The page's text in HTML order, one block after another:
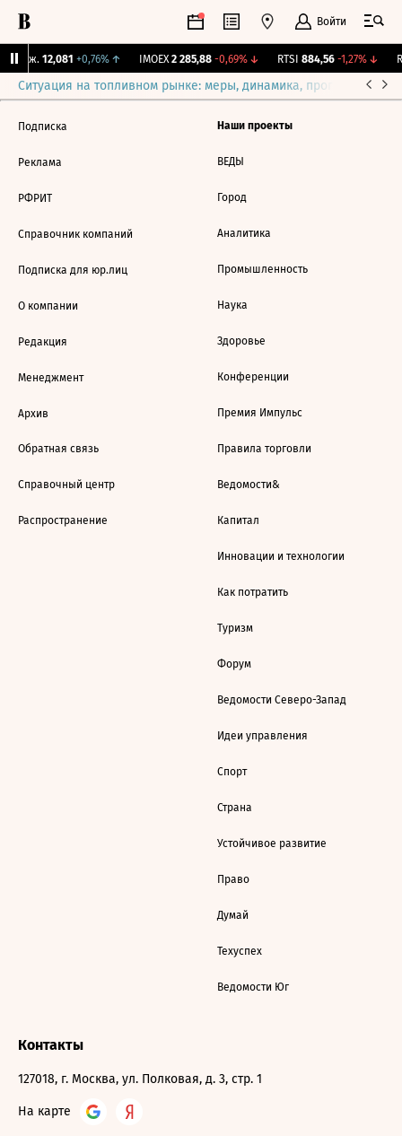
Войти
Бирж. 12,081 +0,76%↑ IMOEX 2 285,88 -0,69%↓ RTSI 884,56 -1,27%↓
Ситуация на топливном рынке: меры, динамика, прогнозы
Подписка
Реклама
РФРИТ
Справочник компаний
Подписка для юр.лиц
О компании
Редакция
Менеджмент
Архив
Обратная связь
Справочный центр
Распространение
Наши проекты
ВЕДЫ
Город
Аналитика
Промышленность
Наука
Здоровье
Конференции
Премия Импульс
Правила торговли
Ведомости&
Капитал
Инновации и технологии
Как потратить
Туризм
Форум
Ведомости Северо-Запад
Идеи управления
Спорт
Страна
Устойчивое развитие
Право
Думай
Техуспех
Ведомости Юг
Контакты
127018, г. Москва, ул. Полковая, д. 3, стр. 1
На карте